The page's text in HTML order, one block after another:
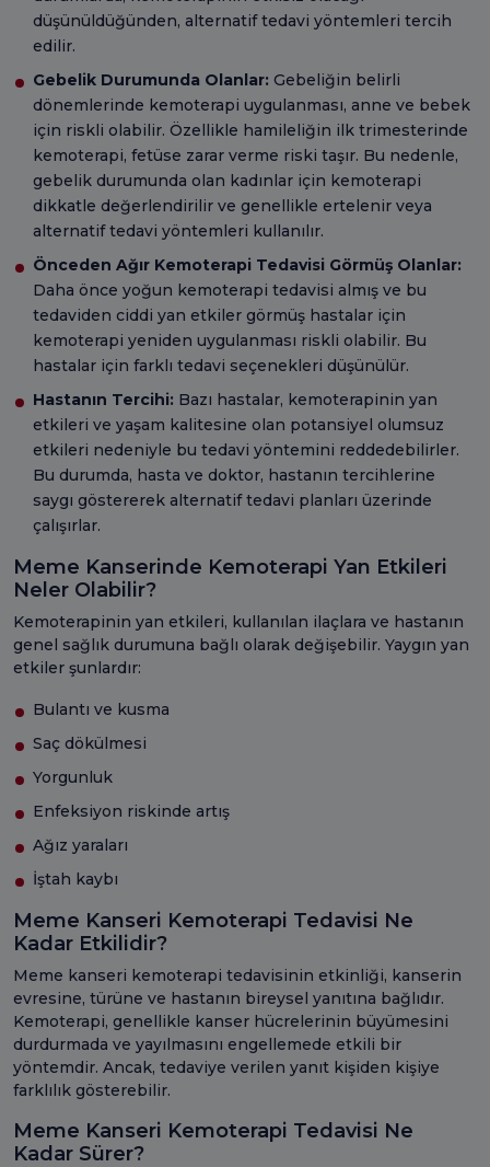
düşünüldüğünden, alternatif tedavi yöntemleri tercih
edilir.
Gebelik Durumunda Olanlar: Gebeliğin belirli
dönemlerinde kemoterapi uygulanması, anne ve bebek
için riskli olabilir. Özellikle hamileliğin ilk trimesterinde
kemoterapi, fetüse zarar verme riski taşır. Bu nedenle,
gebelik durumunda olan kadınlar için kemoterapi
dikkatle değerlendirilir ve genellikle ertelenir veya
alternatif tedavi yöntemleri kullanılır.
Önceden Ağır Kemoterapi Tedavisi Görmüş Olanlar:
Daha önce yoğun kemoterapi tedavisi almış ve bu
tedaviden ciddi yan etkiler görmüş hastalar için
kemoterapi yeniden uygulanması riskli olabilir. Bu
hastalar için farklı tedavi seçenekleri düşünülür.
Hastanın Tercihi: Bazı hastalar, kemoterapinin yan
etkileri ve yaşam kalitesine olan potansiyel olumsuz
etkileri nedeniyle bu tedavi yöntemini reddedebilirler.
Bu durumda, hasta ve doktor, hastanın tercihlerine
saygı göstererek alternatif tedavi planları üzerinde
çalışırlar.
Meme Kanserinde Kemoterapi Yan Etkileri
Neler Olabilir?
Kemoterapinin yan etkileri, kullanılan ilaçlara ve hastanın
genel sağlık durumuna bağlı olarak değişebilir. Yaygın yan
etkiler şunlardır:
Bulantı ve kusma
Saç dökülmesi
Yorgunluk
Enfeksiyon riskinde artış
Ağız yaraları
İştah kaybı
Meme Kanseri Kemoterapi Tedavisi Ne
Kadar Etkilidir?
Meme kanseri kemoterapi tedavisinin etkinliği, kanserin
evresine, türüne ve hastanın bireysel yanıtına bağlıdır.
Kemoterapi, genellikle kanser hücrelerinin büyümesini
durdurmada ve yayılmasını engellemede etkili bir
yöntemdir. Ancak, tedaviye verilen yanıt kişiden kişiye
farklılık gösterebilir.
Meme Kanseri Kemoterapi Tedavisi Ne
Kadar Sürer?